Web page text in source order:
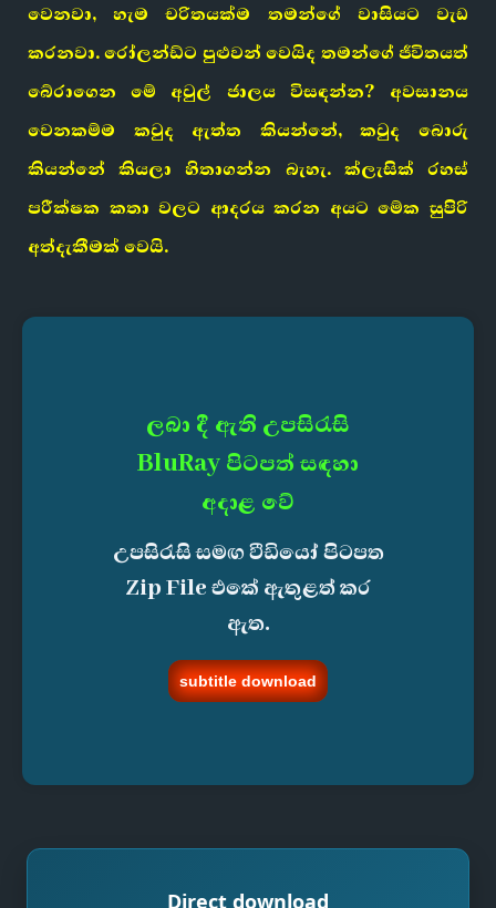
වෙනවා, හැම චරිතයක්ම තමන්ගේ වාසියට වැඩ
කරනවා. රෝලන්ඩ්ට පුළුවන් වෙයිද තමන්ගේ ජීවිතයත්
බේරාගෙන මේ අවුල් ජාලය විසඳන්න? අවසානය
වෙනකම්ම කවුද ඇත්ත කියන්නේ, කවුද බොරු
කියන්නේ කියලා හිතාගන්න බැහැ. ක්ලැසික් රහස්
පරීක්ෂක කතා වලට ආදරය කරන අයට මේක සුපිරි
අත්දැකීමක් වෙයි.
ලබා දී ඇති උපසිරැසි
BluRay පිටපත් සඳහා
අදාළ වේ
උපසිරැසි සමඟ වීඩියෝ පිටපත
Zip File එකේ ඇතුළත් කර
ඇත.
subtitle download
Direct download